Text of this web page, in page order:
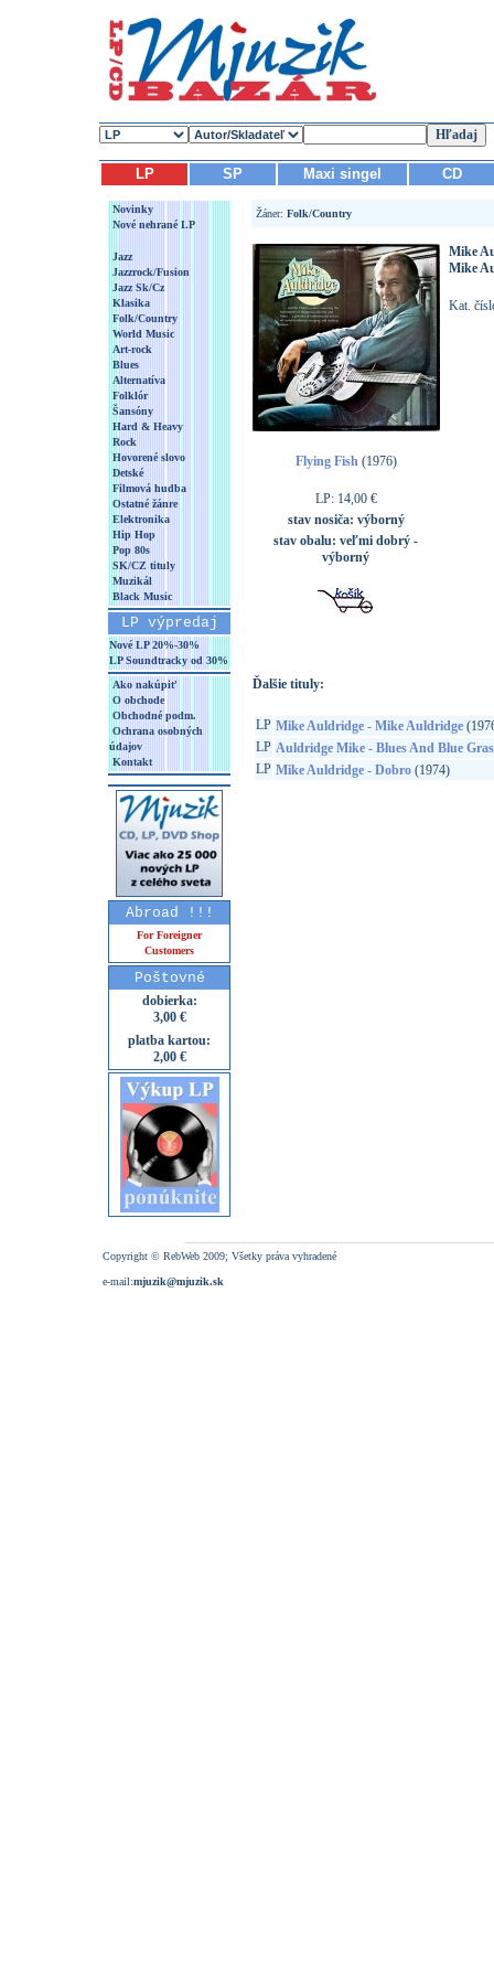
LP SP Maxi singel CD
Novinky
Nové nehrané LP
Jazz
Jazzrock/Fusion
Jazz Sk/Cz
Klasika
Folk/Country
World Music
Art-rock
Blues
Alternatíva
Folklór
Šansóny
Hard & Heavy
Rock
Hovorené slovo
Detské
Filmová hudba
Ostatné žánre
Elektronika
Hip Hop
Pop 80s
SK/CZ tituly
Muzikál
Black Music
LP výpredaj
Nové LP 20%-30%
LP Soundtracky od 30%
Ako nakúpiť
O obchode
Obchodné podm.
Ochrana osobných
údajov
Kontakt
Abroad !!!
For Foreigner
Customers
Poštovné
dobierka:
3,00 €
platba kartou:
2,00 €
Žáner: Folk/Country
Flying Fish(1976)
LP: 14,00 €
stav nosiča: výborný
stav obalu: veľmi dobrý -
výborný
Mike
Mike
Kat.
Ďalšie tituly:
LP Mike Auldridge - Mike Auldridge
LP Auldridge Mike - Blues And Blue
LP Mike Auldridge - Dobro(1974)
Copyright © RebWeb 2009; Všetky práva vyhradené
e-mail:mjuzik@mjuzik.sk